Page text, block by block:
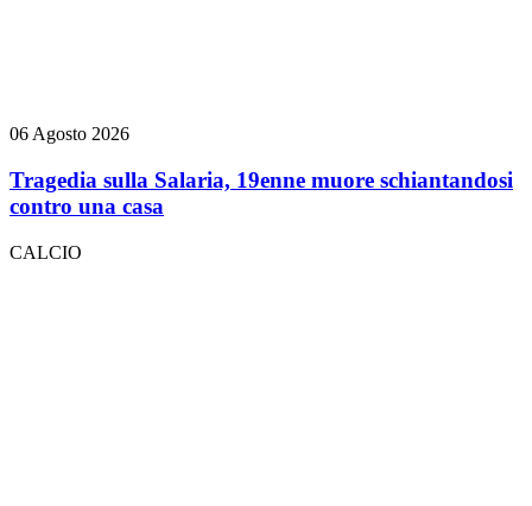
06 Agosto 2026
Tragedia sulla Salaria, 19enne muore schiantandosi
contro una casa
CALCIO